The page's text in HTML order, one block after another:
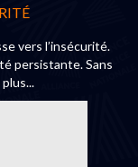
vers l’insécurité.
persistante. Sans